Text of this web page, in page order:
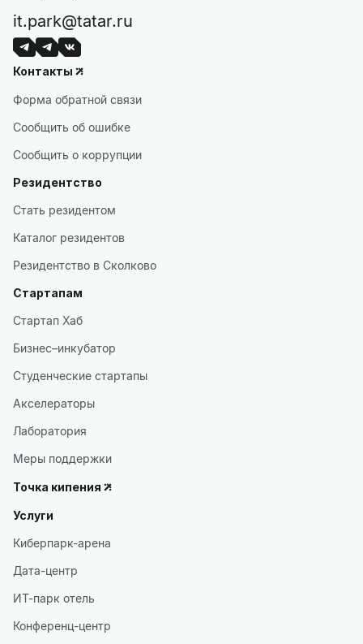
it.park@tatar.ru
Контакты
Форма обратной связи
Сообщить об ошибке
Сообщить о коррупции
Резидентство
Стать резидентом
Каталог резидентов
Резидентство в Сколково
Стартапам
Стартап Хаб
Бизнес–инкубатор
Студенческие стартапы
Акселераторы
Лаборатория
Меры поддержки
Точка кипения
Услуги
Киберпарк-арена
Дата-центр
ИТ-парк отель
Конференц-центр